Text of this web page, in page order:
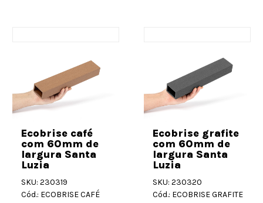
Ecobrise café
com 60mm de
largura Santa
Luzia
SKU: 230319
Cód.: ECOBRISE CAFÉ
Ecobrise grafite
com 60mm de
largura Santa
Luzia
SKU: 230320
Cód.: ECOBRISE GRAFITE